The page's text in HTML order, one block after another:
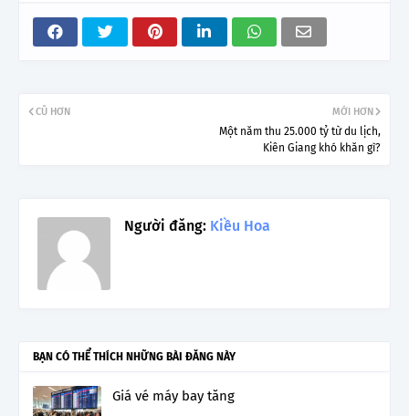
MỚI HƠN
Một năm thu 25.000 tỷ từ du lịch,
Kiên Giang khó khăn gì?
CŨ HƠN
Người đăng: Kiều Hoa
BẠN CÓ THỂ THÍCH NHỮNG BÀI ĐĂNG NÀY
Giá vé máy bay tăng